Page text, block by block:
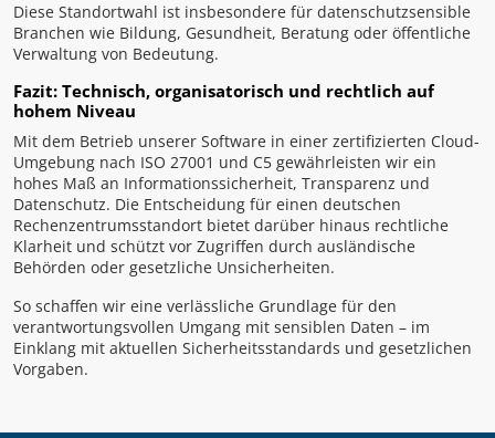
Diese Standortwahl ist insbesondere für datenschutzsensible
Branchen wie Bildung, Gesundheit, Beratung oder öffentliche
Verwaltung von Bedeutung.
Fazit: Technisch, organisatorisch und rechtlich auf
hohem Niveau
Mit dem Betrieb unserer Software in einer zertifizierten Cloud-
Umgebung nach ISO 27001 und C5 gewährleisten wir ein
hohes Maß an Informationssicherheit, Transparenz und
Datenschutz. Die Entscheidung für einen deutschen
Rechenzentrumsstandort bietet darüber hinaus rechtliche
Klarheit und schützt vor Zugriffen durch ausländische
Behörden oder gesetzliche Unsicherheiten.
So schaffen wir eine verlässliche Grundlage für den
verantwortungsvollen Umgang mit sensiblen Daten – im
Einklang mit aktuellen Sicherheitsstandards und gesetzlichen
Vorgaben.